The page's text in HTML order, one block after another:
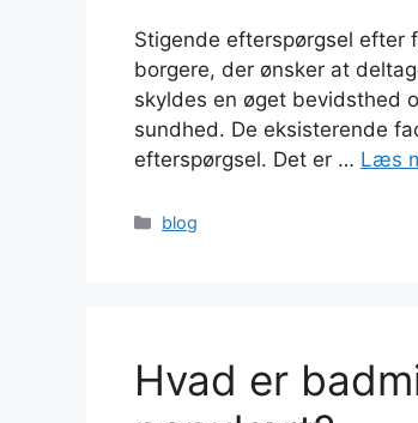
Stigende efterspørgsel efter
borgere, der ønsker at
skyldes en øget bevidsthed
sundhed. De eksisterende
efterspørgsel. Det er … Læs
Kategorier
blog
Hvad er